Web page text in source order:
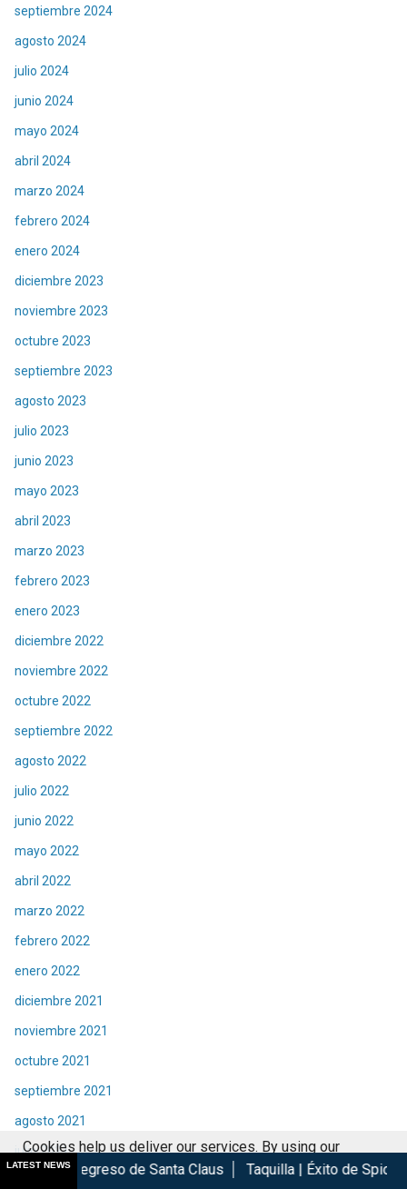
septiembre 2024
agosto 2024
julio 2024
junio 2024
mayo 2024
abril 2024
marzo 2024
febrero 2024
enero 2024
diciembre 2023
noviembre 2023
octubre 2023
septiembre 2023
agosto 2023
julio 2023
junio 2023
mayo 2023
abril 2023
marzo 2023
febrero 2023
enero 2023
diciembre 2022
noviembre 2022
octubre 2022
septiembre 2022
agosto 2022
julio 2022
junio 2022
mayo 2022
abril 2022
marzo 2022
febrero 2022
enero 2022
diciembre 2021
noviembre 2021
octubre 2021
septiembre 2021
agosto 2021
julio 2021
LATEST NEWS
de Santa Claus Taquilla | Éxito de Spider-Man Brand New
Cookies help us deliver our services. By using our
services, you agree to our use of cookies.
Got it